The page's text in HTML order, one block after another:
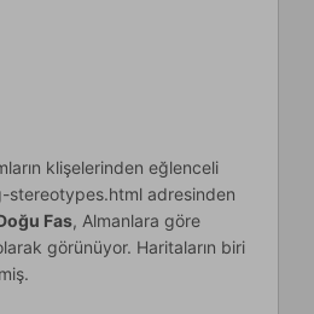
klişelerinden eğlenceli
adresinden
Fas, Almanlara göre
görünüyor. Haritaların biri